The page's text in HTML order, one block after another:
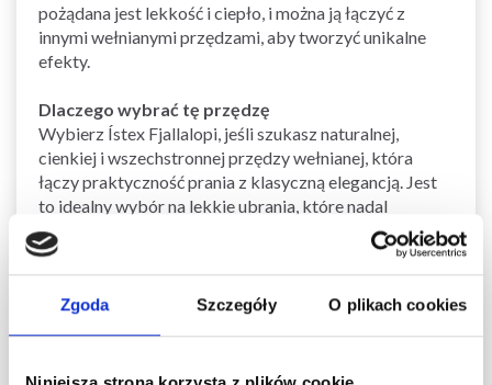
Zgoda Szczegóły O plikach cookies
pożądana jest lekkość i ciepło, i można ją łączyć z
innymi wełnianymi przędzami, aby tworzyć unikalne
efekty.
Dlaczego wybrać tę przędzę
Wybierz Ístex Fjallalopi, jeśli szukasz naturalnej,
cienkiej i wszechstronnej przędzy wełnianej, która
łączy praktyczność prania z klasyczną elegancją. Jest
to idealny wybór na lekkie ubrania, które nadal
zapewniają ciepło.
Zobacz podobne produkty tutaj
Zobacz wszystkie przędze wełniane tutaj
Zobacz wszystkie przędze na druty 3 mm tutaj